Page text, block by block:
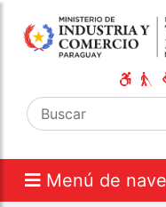
Menú de